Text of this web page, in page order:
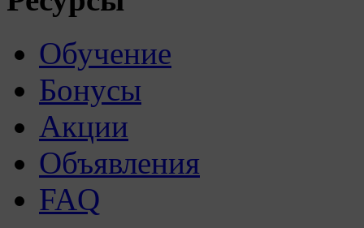
Обучение
Бонусы
Акции
Объявления
FAQ